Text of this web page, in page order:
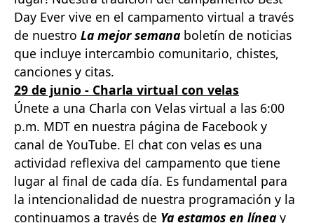
Day Ever vive en el campamento virtual a través
de nuestro La mejor semana boletín de noticias
que incluye intercambio comunitario, chistes,
canciones y citas.
29 de junio - Charla virtual con velas
Únete a una Charla con Velas virtual a las 6:00
p.m. MDT en nuestra página de Facebook y
canal de YouTube. El chat con velas es una
actividad reflexiva del campamento que tiene
lugar al final de cada día. Es fundamental para
la intencionalidad de nuestra programación y la
continuamos a través de Ya estamos en línea y